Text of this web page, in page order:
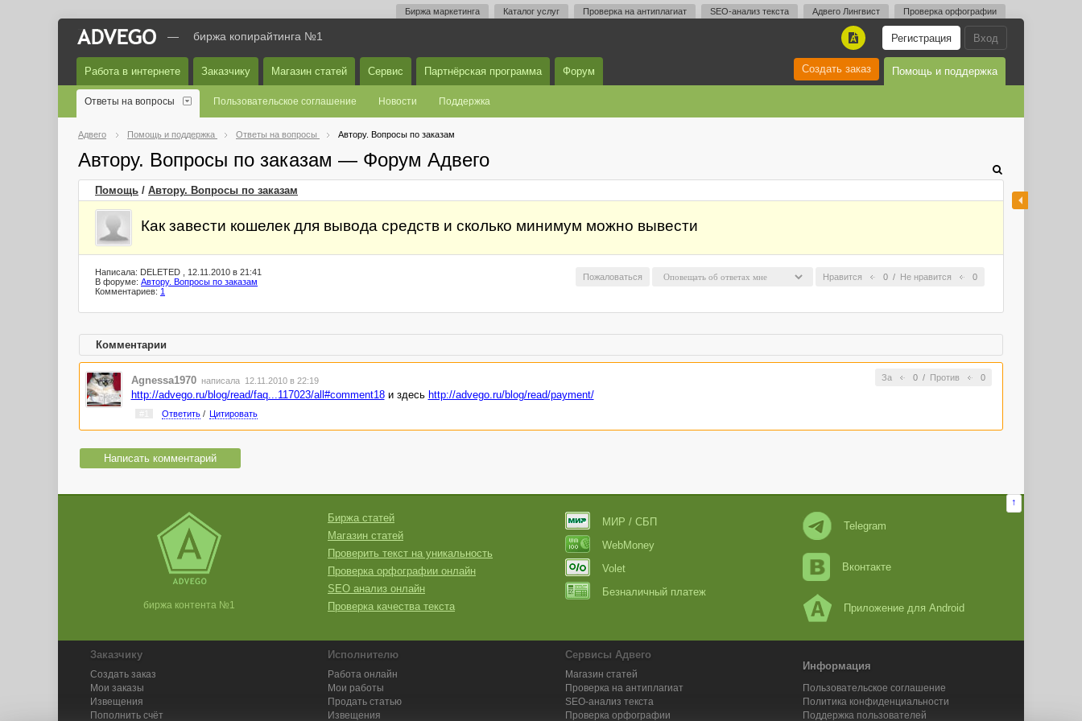
Биржа маркетинга Каталог услуг Проверка на антиплагиат SEO-анализ текста Адвего Лингвист Проверка орфографии
Вход
Регистрация
A
— биржа копирайтинга №1
Работа в интернете Заказчику Магазин статей Сервис Партнёрская программа Форум Помощь и поддержка
Создать заказ
Ответы на вопросы Пользовательское соглашение Новости Поддержка
Адвего Помощь и поддержка Ответы на вопросы Автору. Вопросы по заказам
Автору. Вопросы по заказам — Форум Адвего
Помощь / Автору. Вопросы по заказам
Как завести кошелек для вывода средств и сколько минимум можно вывести
Нравится 0 / Не нравится 0
Пожаловаться
Написала: DELETED , 12.11.2010 в 21:41
В форуме: Автору. Вопросы по заказам
Комментариев: 1
Комментарии
За 0/ Против 0
Agnessa1970 написала 12.11.2010 в 22:19
http://advego.ru/blog/read/faq...117023/all#comment18и здесь http://advego.ru/blog/read/payment/
Ответить/ Цитировать
Написать комментарий
↑
биржа контента №1
Биржа статей
Магазин статей
Проверить текст на уникальность
Проверка орфографии онлайн
SEO анализ онлайн
Проверка качества текста
МИР / СБП
WebMoney
Volet
Безналичный платеж
Telegram
Вконтакте
Приложение для Android
Заказчику
Создать заказ
Мои заказы
Извещения
Пополнить счёт
Исполнителю
Работа онлайн
Мои работы
Продать статью
Извещения
Сервисы Адвего
Магазин статей
Проверка на антиплагиат
SEO-анализ текста
Проверка орфографии
Информация
Пользовательское соглашение
Политика конфиденциальности
Поддержка пользователей